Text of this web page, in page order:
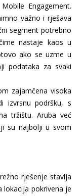
Engagement.
važno i rješava
segment potrebno
nastaje kaos u
ako se uzme u
podataka za svaki
zajamčena visoka
izvrsnu podršku, s
tržištu. Aruba već
su najbolji u svom
rješenje stavlja
lokacija pokrivena je